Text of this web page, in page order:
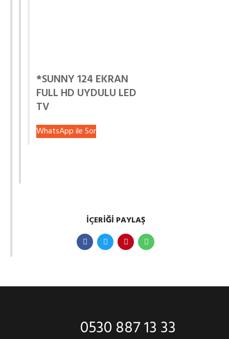
*SUNNY 124 EKRAN
FULL HD UYDULU LED
TV
WhatsApp ile Sor
İÇERIĞI PAYLAŞ
0530 887 13 33